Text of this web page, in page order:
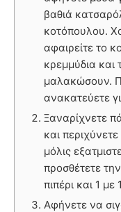
βαθιά
κοτόπουλου.
αφαιρείτε το
κρεμμύδια και
μαλακώσουν.
ανακατεύετε
Ξαναρίχνετε
και
μόλις
προσθέτετε
πιπέρι και 1
Αφήνετε να